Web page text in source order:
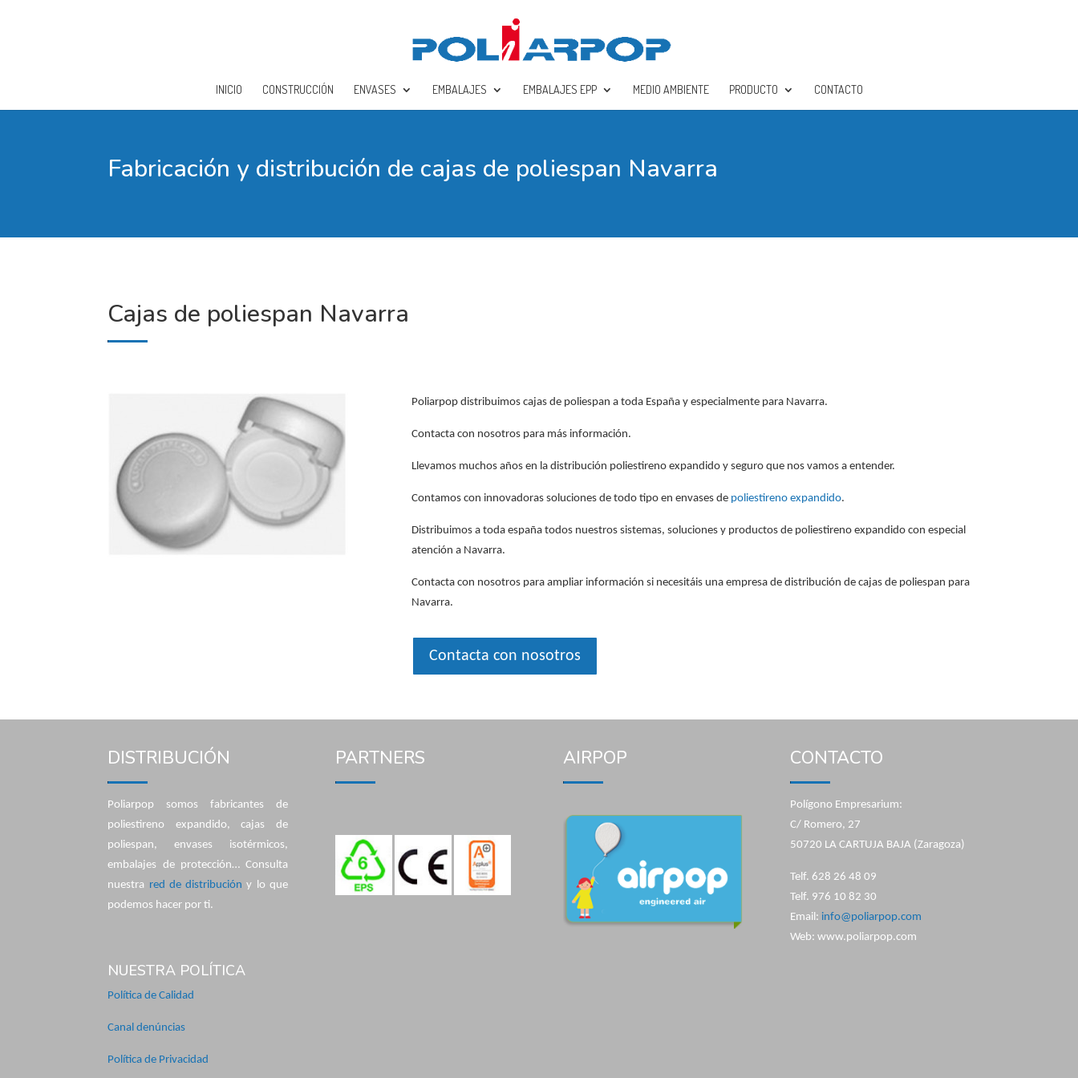
INICIO CONSTRUCCIÓN ENVASES EMBALAJES EMBALAJES EPP MEDIO AMBIENTE PRODUCTO CONTACTO
Fabricación y distribución de cajas de poliespan Navarra
Cajas de poliespan Navarra
Poliarpop distribuimos cajas de poliespan a toda España y especialmente para Navarra.
Contacta con nosotros para más información.
Llevamos muchos años en la distribución poliestireno expandido y seguro que nos vamos a entender.
Contamos con innovadoras soluciones de todo tipo en envases de poliestireno expandido.
Distribuimos a toda españa todos nuestros sistemas, soluciones y productos de poliestireno expandido con especial
atención a Navarra.
Contacta con nosotros para ampliar información si necesitáis una empresa de distribución de cajas de poliespan para
Navarra.
Contacta con nosotros
DISTRIBUCIÓN
Poliarpop somos fabricantes de
poliestireno expandido, cajas de
poliespan, envases isotérmicos,
embalajes de protección… Consulta
nuestra red de distribución y lo que
podemos hacer por ti.
NUESTRA POLÍTICA
Política de Calidad
Canal denúncias
Política de Privacidad
PARTNERS AIRPOP CONTACTO
Polígono Empresarium:
C/ Romero, 27
50720 LA CARTUJA BAJA (Zaragoza)
Telf. 628 26 48 09
Telf. 976 10 82 30
Email: info@poliarpop.com
Web: www.poliarpop.com